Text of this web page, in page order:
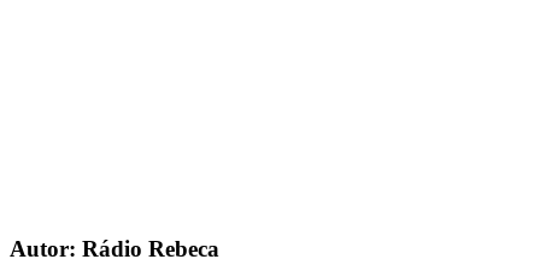
Autor: Rádio Rebeca